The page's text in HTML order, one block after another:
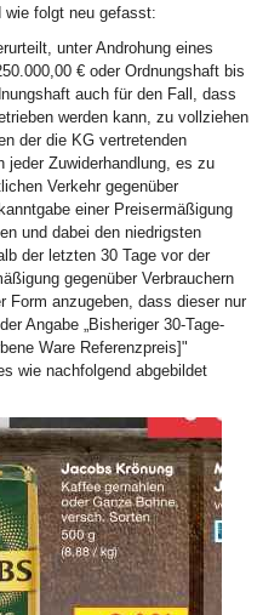
wie folgt neu gefasst:
unter Androhung eines
€ oder Ordnungshaft bis
auch für den Fall, dass
werden kann, zu vollziehen
der die KG vertretenden
jeder Zuwiderhandlung, es zu
Verkehr gegenüber
einer Preisermäßigung
und dabei den niedrigsten
der letzten 30 Tage vor der
gegenüber Verbrauchern
Form anzugeben, dass dieser nur
Angabe „Bisheriger 30-Tage-
Ware Referenzpreis]"
wie nachfolgend abgebildet